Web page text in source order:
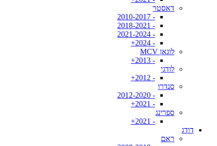
דאסטר
- 2010-2017
- 2018-2021
- 2021-2024
- 2024+
לוגאן MCV
- 2013+
לודגי
- 2012+
סנדרו
- 2012-2020
- 2021+
ספרינג
- 2021+
דודג
ראם